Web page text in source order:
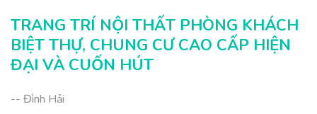
TRANG TRÍ NỘI THẤT PHÒNG KHÁCH
BIỆT THỰ, CHUNG CƯ CAO CẤP HIỆN
ĐẠI VÀ CUỐN HÚT
-- Đình Hải